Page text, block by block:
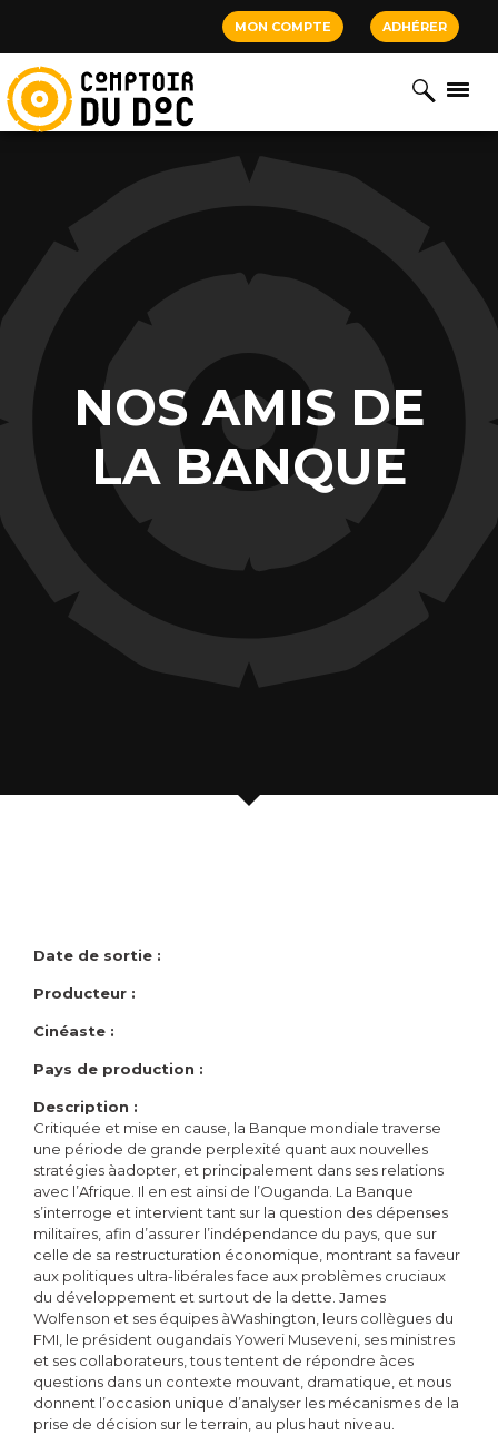
MON COMPTE ADHÉRER
NOS AMIS DE
LA BANQUE
Date de sortie :
Producteur :
Cinéaste :
Pays de production :
Description :
Critiquée et mise en cause, la Banque mondiale traverse
une période de grande perplexité quant aux nouvelles
stratégies àadopter, et principalement dans ses relations
avec l’Afrique. Il en est ainsi de l’Ouganda. La Banque
s’interroge et intervient tant sur la question des dépenses
militaires, afin d’assurer l’indépendance du pays, que sur
celle de sa restructuration économique, montrant sa faveur
aux politiques ultra-libérales face aux problèmes cruciaux
du développement et surtout de la dette. James
Wolfenson et ses équipes àWashington, leurs collègues du
FMI, le président ougandais Yoweri Museveni, ses ministres
et ses collaborateurs, tous tentent de répondre àces
questions dans un contexte mouvant, dramatique, et nous
donnent l’occasion unique d’analyser les mécanismes de la
prise de décision sur le terrain, au plus haut niveau.
Cookies management panel